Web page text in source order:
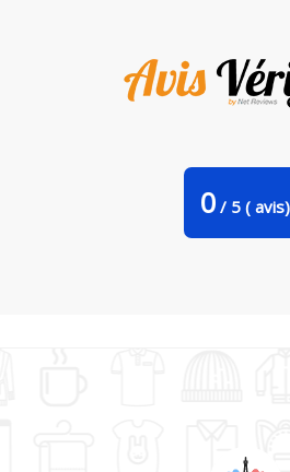
0 / 5 ( avis)